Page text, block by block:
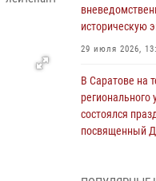
историческую
29 июля 2026,
В Саратове на
регионального
состоялся
посвященный